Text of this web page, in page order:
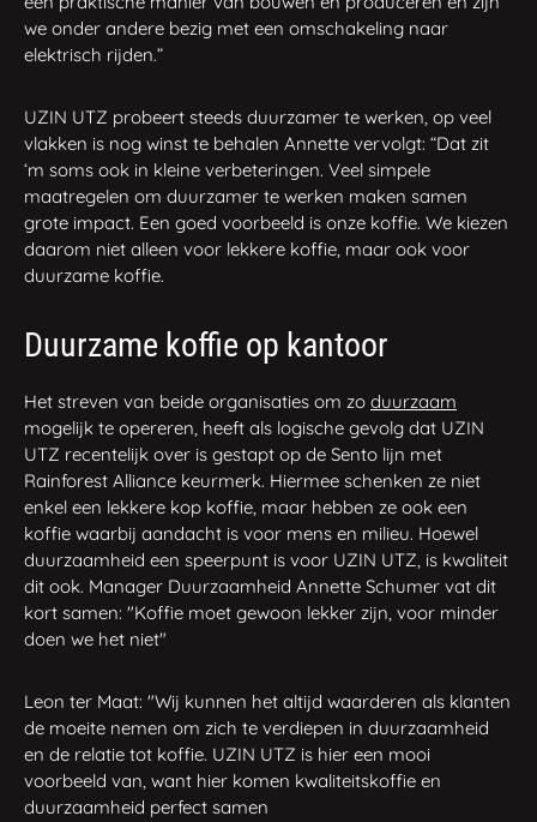
we onder andere bezig met een omschakeling naar
elektrisch rijden.”
UZIN UTZ probeert steeds duurzamer te werken, op veel
vlakken is nog winst te behalen Annette vervolgt: “Dat zit
‘m soms ook in kleine verbeteringen. Veel simpele
maatregelen om duurzamer te werken maken samen
grote impact. Een goed voorbeeld is onze koffie. We kiezen
daarom niet alleen voor lekkere koffie, maar ook voor
duurzame koffie.
Duurzame koffie op kantoor
Het streven van beide organisaties om zo duurzaam
mogelijk te opereren, heeft als logische gevolg dat UZIN
UTZ recentelijk over is gestapt op de Sento lijn met
Rainforest Alliance keurmerk. Hiermee schenken ze niet
enkel een lekkere kop koffie, maar hebben ze ook een
koffie waarbij aandacht is voor mens en milieu. Hoewel
duurzaamheid een speerpunt is voor UZIN UTZ, is kwaliteit
dit ook. Manager Duurzaamheid Annette Schumer vat dit
kort samen: "Koffie moet gewoon lekker zijn, voor minder
doen we het niet"
Leon ter Maat: "Wij kunnen het altijd waarderen als klanten
de moeite nemen om zich te verdiepen in duurzaamheid
en de relatie tot koffie. UZIN UTZ is hier een mooi
voorbeeld van, want hier komen kwaliteitskoffie en
duurzaamheid perfect samen